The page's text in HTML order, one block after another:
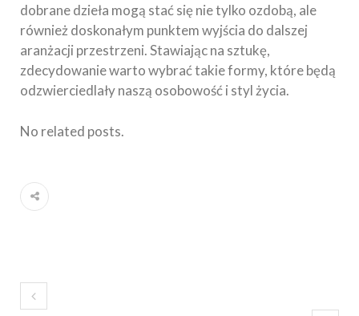
dobrane dzieła mogą stać się nie tylko ozdobą, ale
również doskonałym punktem wyjścia do dalszej
aranżacji przestrzeni. Stawiając na sztukę,
zdecydowanie warto wybrać takie formy, które będą
odzwierciedlały naszą osobowość i styl życia.
No related posts.